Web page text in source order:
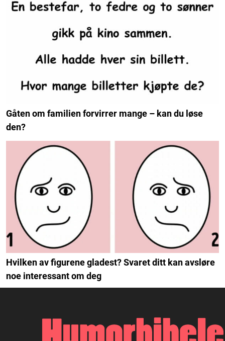
Gåten om familien forvirrer mange – kan du løse
den?
Hvilken av figurene gladest? Svaret ditt kan avsløre
noe interessant om deg